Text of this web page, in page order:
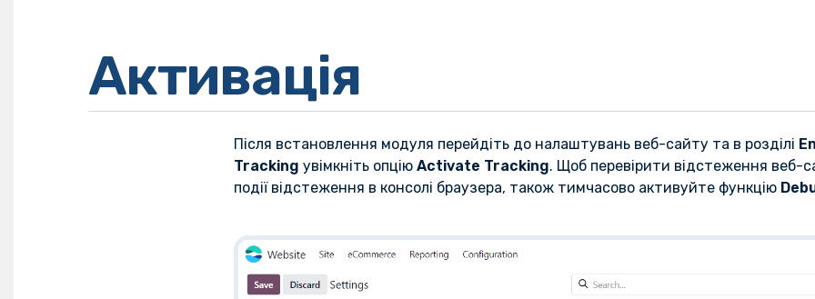
Активація
Після встановлення модуля перейдіть до налаштувань веб-сайту та в розділі
Tracking увімкніть опцію Activate Tracking. Щоб перевірити відстеження веб-
події відстеження в консолі браузера, також тимчасово активуйте функцію